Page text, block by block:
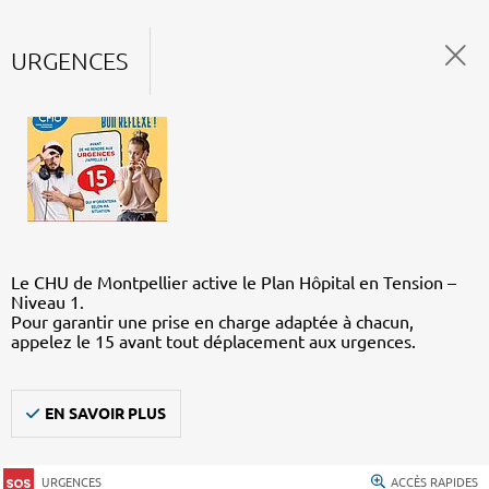
URGENCES
Le CHU de Montpellier active le Plan Hôpital en Tension –
Niveau 1.
Pour garantir une prise en charge adaptée à chacun,
appelez le 15 avant tout déplacement aux urgences.
EN SAVOIR PLUS
URGENCES ACCÈS RAPIDES